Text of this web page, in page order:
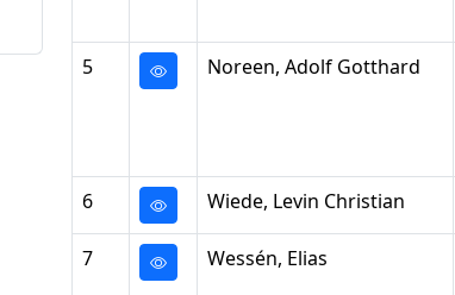
5 Noreen, Adolf Gotthard
6 Wiede, Levin Christian
7 Wessén, Elias